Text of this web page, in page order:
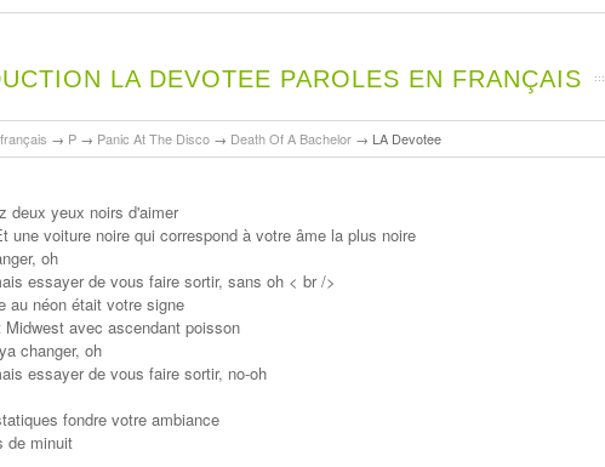
LA DEVOTEE PAROLES EN FRANÇAIS
→ P → Panic At The Disco → Death Of A Bachelor → LA Devotee
deux yeux noirs d'aimer
une voiture noire qui correspond à votre âme la plus noire
oh
essayer de vous faire sortir, sans oh < br />
au néon était votre signe
Midwest avec ascendant poisson
changer, oh
essayer de vous faire sortir, no-oh
fondre votre ambiance
de minuit